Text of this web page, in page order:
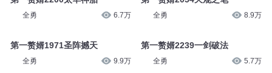
全勇 6.7万
第一赘婿1971圣阵撼天
全勇 9.9万
全勇 8.9万
第一赘婿2239一剑破法
全勇 5.7万